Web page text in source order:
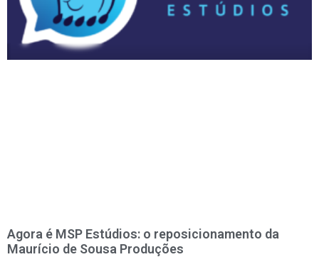
Agora é MSP Estúdios: o reposicionamento da
Maurício de Sousa Produções